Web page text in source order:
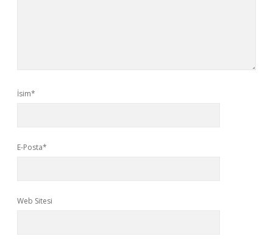
İsim*
E-Posta*
Web Sitesi